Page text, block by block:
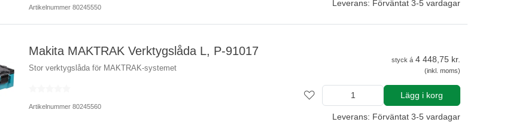
Artikelnummer 80245550 Leverans: Förväntat 3-5 vardagar
Makita MAKTRAK Verktygslåda L, P-91017
Stor verktygslåda för MAKTRAK-systemet
Artikelnummer 80245560
styck á 4 448,75 kr.
(inkl. moms)
Lägg i korg
Leverans: Förväntat 3-5 vardagar